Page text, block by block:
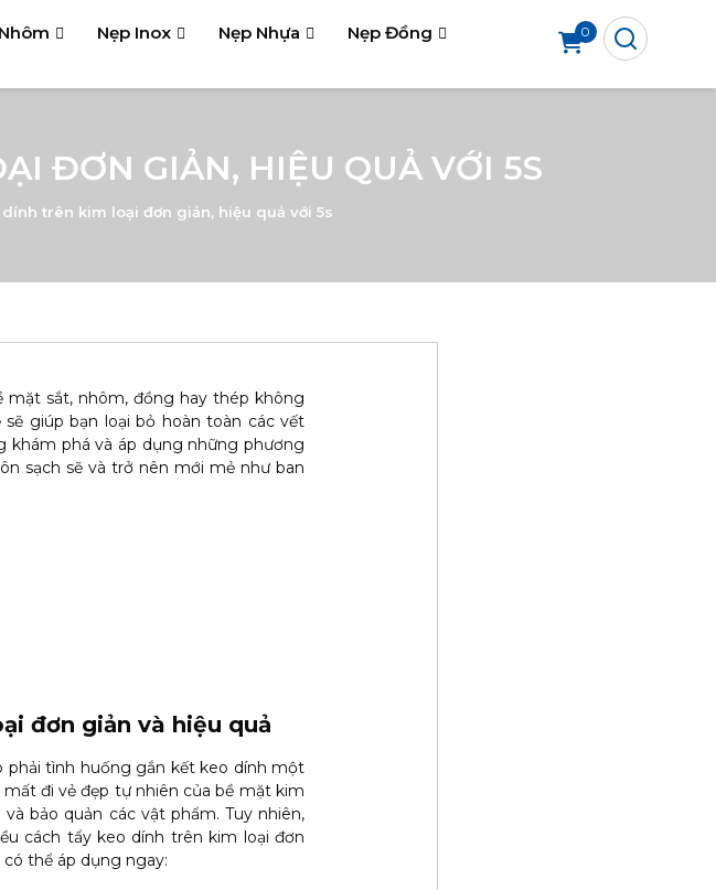
Nẹp Inox Nẹp Nhựa Nẹp Đồng 0
ĐƠN GIẢN, HIỆU QUẢ VỚI 5S
trên kim loại đơn giản, hiệu quả với 5s
mặt sắt, nhôm, đồng hay thép không
giúp bạn loại bỏ hoàn toàn các vết
khám phá và áp dụng những phương
sạch sẽ và trở nên mới mẻ như ban
đơn giản và hiệu quả
phải tình huống gắn kết keo dính một
đi vẻ đẹp tự nhiên của bề mặt kim
bảo quản các vật phẩm. Tuy nhiên,
cách tẩy keo dính trên kim loại đơn
thể áp dụng ngay: